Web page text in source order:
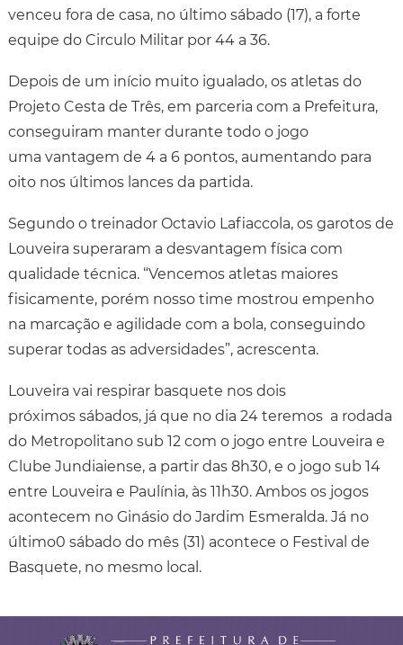
venceu fora de casa, no último sábado (17), a forte
equipe do Circulo Militar por 44 a 36.
Depois de um início muito igualado, os atletas do
Projeto Cesta de Três, em parceria com a Prefeitura,
conseguiram manter durante todo o jogo
uma vantagem de 4 a 6 pontos, aumentando para
oito nos últimos lances da partida.
Segundo o treinador Octavio Lafiaccola, os garotos de
Louveira superaram a desvantagem física com
qualidade técnica. “Vencemos atletas maiores
fisicamente, porém nosso time mostrou empenho
na marcação e agilidade com a bola, conseguindo
superar todas as adversidades”, acrescenta.
Louveira vai respirar basquete nos dois
próximos sábados, já que no dia 24 teremos a rodada
do Metropolitano sub 12 com o jogo entre Louveira e
Clube Jundiaiense, a partir das 8h30, e o jogo sub 14
entre Louveira e Paulínia, às 11h30. Ambos os jogos
acontecem no Ginásio do Jardim Esmeralda. Já no
último0 sábado do mês (31) acontece o Festival de
Basquete, no mesmo local.